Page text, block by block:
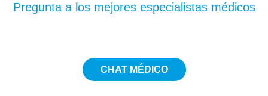
Pregunta a los mejores especialistas médicos
CHAT MÉDICO